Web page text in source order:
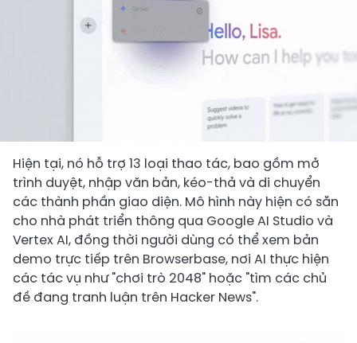
Hiện tại, nó hỗ trợ 13 loại thao tác, bao gồm mở
trình duyệt, nhập văn bản, kéo-thả và di chuyển
các thành phần giao diện. Mô hình này hiện có sẵn
cho nhà phát triển thông qua Google AI Studio và
Vertex AI, đồng thời người dùng có thể xem bản
demo trực tiếp trên Browserbase, nơi AI thực hiện
các tác vụ như "chơi trò 2048" hoặc "tìm các chủ
đề đang tranh luận trên Hacker News".